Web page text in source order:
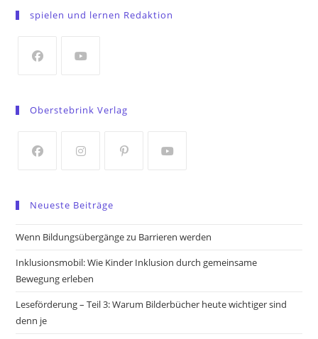
a
tab
spielen und lernen Redaktion
a
tab
tab
Oberstebrink Verlag
a
new
new
a
new
new
Neueste Beiträge
Wenn Bildungsübergänge zu Barrieren werden
Inklusionsmobil: Wie Kinder Inklusion durch gemeinsame
Bewegung erleben
Leseförderung – Teil 3: Warum Bilderbücher heute wichtiger sind
denn je